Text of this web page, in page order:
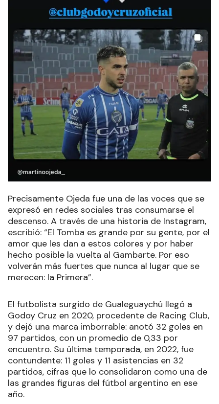
Precisamente Ojeda fue una de las voces que se
expresó en redes sociales tras consumarse el
descenso. A través de una historia de Instagram,
escribió: “El Tomba es grande por su gente, por el
amor que les dan a estos colores y por haber
hecho posible la vuelta al Gambarte. Por eso
volverán más fuertes que nunca al lugar que se
merecen: la Primera”.
El futbolista surgido de Gualeguaychú llegó a
Godoy Cruz en 2020, procedente de Racing Club,
y dejó una marca imborrable: anotó 32 goles en
97 partidos, con un promedio de 0,33 por
encuentro. Su última temporada, en 2022, fue
contundente: 11 goles y 11 asistencias en 32
partidos, cifras que lo consolidaron como una de
las grandes figuras del fútbol argentino en ese
año.